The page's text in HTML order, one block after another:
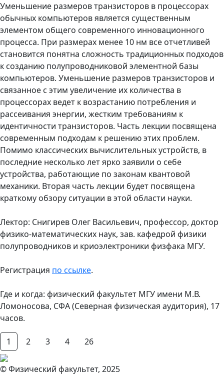
Уменьшение размеров транзисторов в процессорах
обычных компьютеров является существенным
элементом общего современного инновационного
процесса. При размерах менее 10 нм все отчетливей
становится понятна сложность традиционных подходов
к созданию полупроводниковой элементной базы
компьютеров. Уменьшение размеров транзисторов и
связанное с этим увеличение их количества в
процессорах ведет к возрастанию потребления и
рассеивания энергии, жестким требованиям к
идентичности транзисторов. Часть лекции посвящена
современным подходам к решению этих проблем.
Помимо классических вычислительных устройств, в
последние несколько лет ярко заявили о себе
устройства, работающие по законам квантовой
механики. Вторая часть лекции будет посвящена
краткому обзору ситуации в этой области науки.
Лектор: Снигирев Олег Васильевич, профессор, доктор
физико-математических наук, зав. кафедрой физики
полупроводников и криоэлектроники физфака МГУ.
Регистрация по ссылке.
Где и когда: физический факультет МГУ имени М.В.
Ломоносова, СФА (Северная физическая аудитория), 17
часов.
1 2 3 4 26
© Физический факультет, 2025